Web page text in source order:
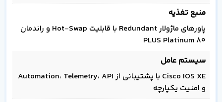
منبع تغذیه
پاورهای ماژولار Redundant با قابلیت Hot-Swap و راندمان
80 PLUS Platinum
سیستم عامل
Cisco IOS XE با پشتیبانی از Automation، Telemetry، API
و امنیت یکپارچه